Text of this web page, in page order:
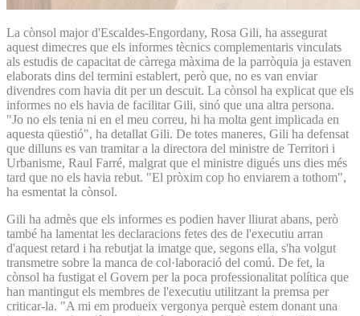
La cònsol major d'Escaldes-Engordany, Rosa Gili, ha assegurat
aquest dimecres que els informes tècnics complementaris vinculats
als estudis de capacitat de càrrega màxima de la parròquia ja estaven
elaborats dins del termini establert, però que, no es van enviar
divendres com havia dit per un descuit. La cònsol ha explicat que els
informes no els havia de facilitar Gili, sinó que una altra persona.
"Jo no els tenia ni en el meu correu, hi ha molta gent implicada en
aquesta qüestió", ha detallat Gili. De totes maneres, Gili ha defensat
que dilluns es van tramitar a la directora del ministre de Territori i
Urbanisme, Raul Farré, malgrat que el ministre digués uns dies més
tard que no els havia rebut. "El pròxim cop ho enviarem a tothom",
ha esmentat la cònsol.
Gili ha admès que els informes es podien haver lliurat abans, però
també ha lamentat les declaracions fetes des de l'executiu arran
d'aquest retard i ha rebutjat la imatge que, segons ella, s'ha volgut
transmetre sobre la manca de col·laboració del comú. De fet, la
cònsol ha fustigat el Govern per la poca professionalitat política que
han mantingut els membres de l'executiu utilitzant la premsa per
criticar-la. "A mi em produeix vergonya perquè estem donant una